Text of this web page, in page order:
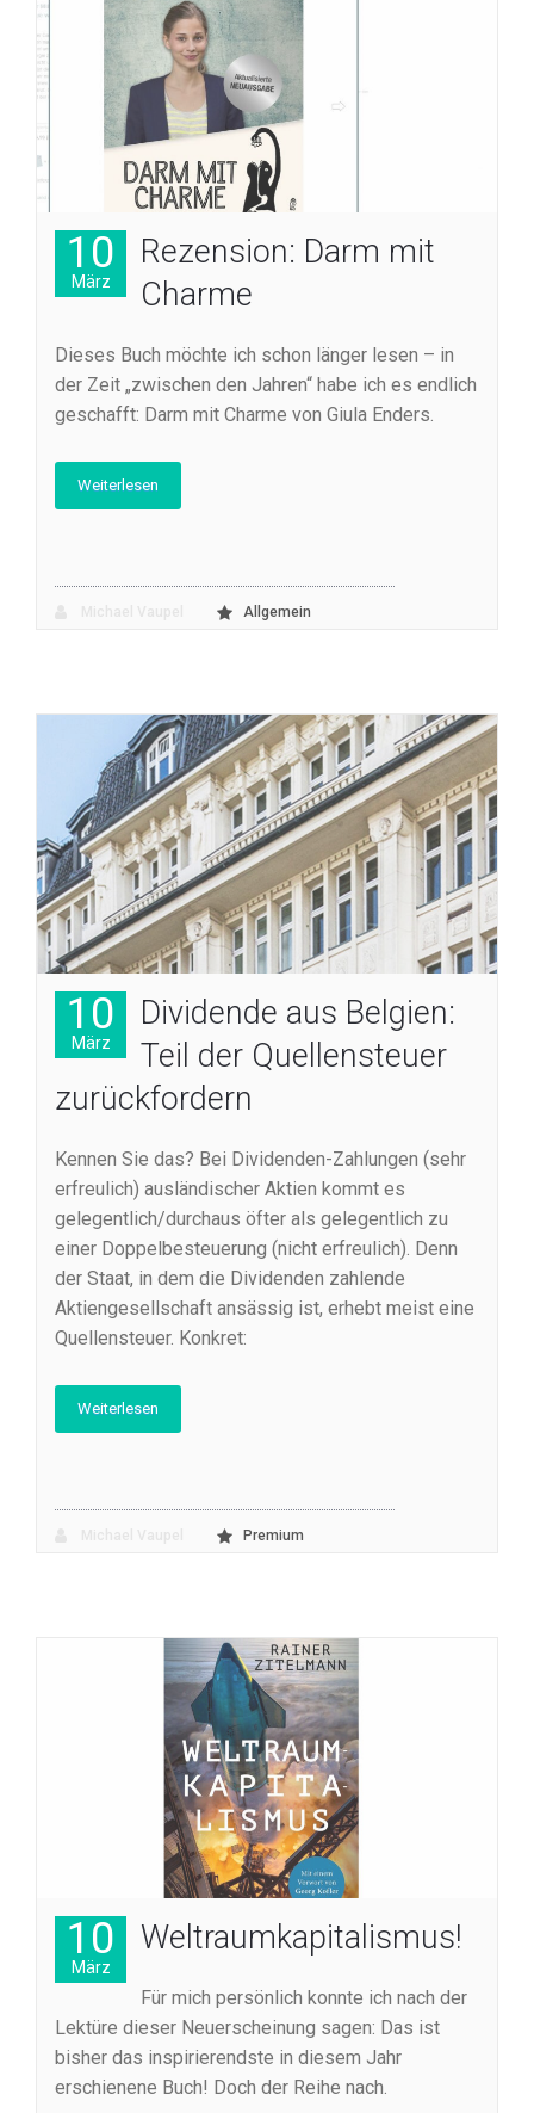
10
März
Rezension: Darm mit
Charme
Dieses Buch möchte ich schon länger lesen – in
der Zeit „zwischen den Jahren“ habe ich es endlich
geschafft: Darm mit Charme von Giula Enders.
Weiterlesen
Allgemein
10
März
Dividende aus Belgien:
Teil der Quellensteuer
zurückfordern
Kennen Sie das? Bei Dividenden-Zahlungen (sehr
erfreulich) ausländischer Aktien kommt es
gelegentlich/durchaus öfter als gelegentlich zu
einer Doppelbesteuerung (nicht erfreulich). Denn
der Staat, in dem die Dividenden zahlende
Aktiengesellschaft ansässig ist, erhebt meist eine
Quellensteuer. Konkret:
Weiterlesen
Premium
10
März
Weltraumkapitalismus!
Für mich persönlich konnte ich nach der
Lektüre dieser Neuerscheinung sagen: Das ist
bisher das inspirierendste in diesem Jahr
erschienene Buch! Doch der Reihe nach.